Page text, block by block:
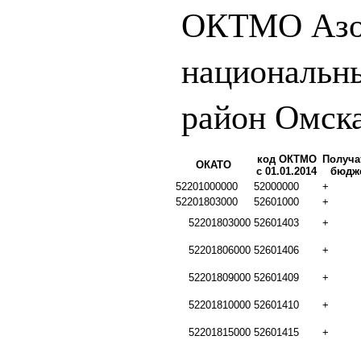
ОКТМО
район
ОКАТО
код ОКТМО
с 01.01.2014
52201000000
52000000
+
52201803000
52601000
+
52201803000 52601403 +
52201806000 52601406 +
52201809000 52601409 +
52201810000 52601410 +
52201815000 52601415 +